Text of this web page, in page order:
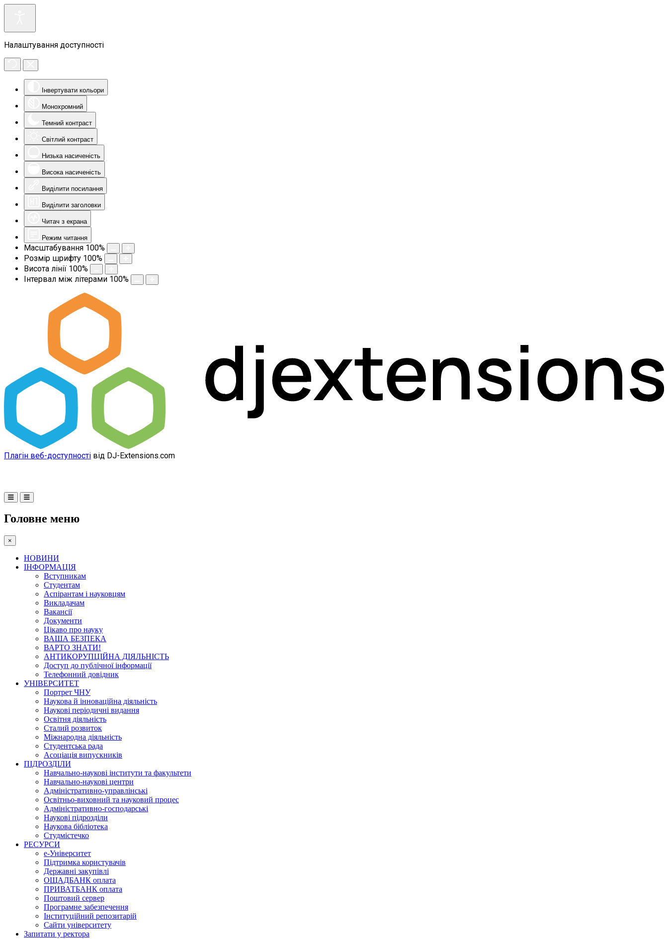
Налаштування доступності
Інвертувати кольори
Монохромний
Темний контраст
Світлий контраст
Низька насиченість
Висока насиченість
Виділити посилання
Виділити заголовки
Читач з екрана
Режим читання
Масштабування 100%
Розмір шрифту 100%
Висота лінії 100%
Інтервал між літерами 100%
Плагін веб-доступності від DJ-Extensions.com
Головне меню
×
НОВИНИ
ІНФОРМАЦІЯ
Вступникам
Студентам
Аспірантам і науковцям
Викладачам
Вакансії
Документи
Цікаво про науку
ВАША БЕЗПЕКА
ВАРТО ЗНАТИ!
АНТИКОРУПЦІЙНА ДІЯЛЬНІСТЬ
Доступ до публічної інформації
Телефонний довідник
УНІВЕРСИТЕТ
Портрет ЧНУ
Наукова й інноваційна діяльність
Наукові періодичні видання
Освітня діяльність
Сталий розвиток
Міжнародна діяльність
Студентська рада
Асоціація випускників
ПІДРОЗДІЛИ
Навчально-наукові інститути та факультети
Навчально-наукові центри
Адміністративно-управлінські
Освітньо-виховний та науковий процес
Адміністративно-господарські
Наукові підрозділи
Наукова бібліотека
Студмістечко
РЕСУРСИ
е-Університет
Підтримка користувачів
Державні закупівлі
ОЩАДБАНК оплата
ПРИВАТБАНК оплата
Поштовий сервер
Програмне забезпечення
Інституційний репозитарій
Сайти університету
Запитати у ректора